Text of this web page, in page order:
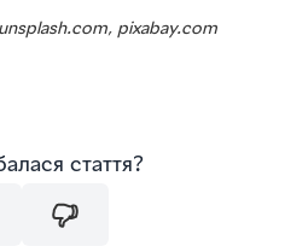
pixabay.com
стаття?